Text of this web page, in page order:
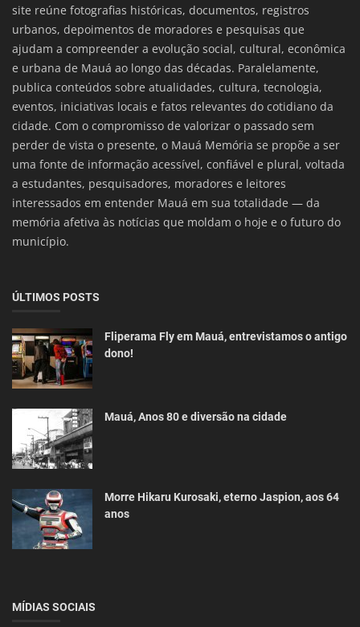
site reúne fotografias históricas, documentos, registros
urbanos, depoimentos de moradores e pesquisas que
ajudam a compreender a evolução social, cultural, econômica
e urbana de Mauá ao longo das décadas. Paralelamente,
publica conteúdos sobre atualidades, cultura, tecnologia,
eventos, iniciativas locais e fatos relevantes do cotidiano da
cidade. Com o compromisso de valorizar o passado sem
perder de vista o presente, o Mauá Memória se propõe a ser
uma fonte de informação acessível, confiável e plural, voltada
a estudantes, pesquisadores, moradores e leitores
interessados em entender Mauá em sua totalidade — da
memória afetiva às notícias que moldam o hoje e o futuro do
município.
ÚLTIMOS POSTS
Fliperama Fly em Mauá, entrevistamos o antigo
dono!
Mauá, Anos 80 e diversão na cidade
Morre Hikaru Kurosaki, eterno Jaspion, aos 64
anos
MÍDIAS SOCIAIS